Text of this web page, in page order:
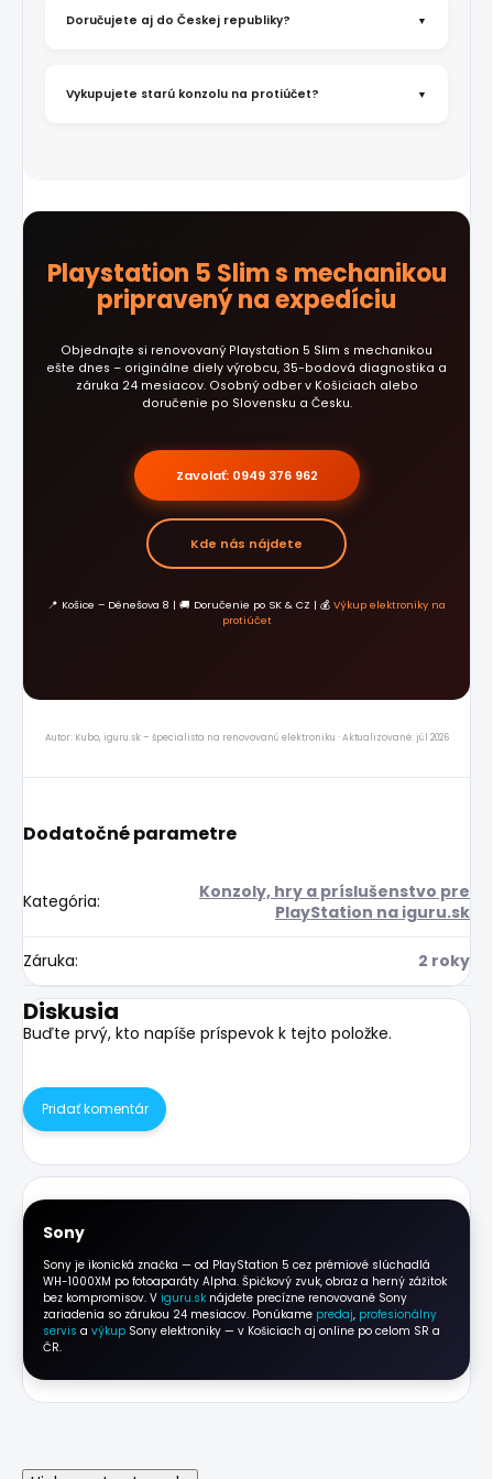
Doručujete aj do Českej republiky?
Vykupujete starú konzolu na protiúčet?
Playstation 5 Slim s mechanikou
pripravený na expedíciu
Objednajte si renovovaný Playstation 5 Slim s mechanikou
ešte dnes – originálne diely výrobcu, 35-bodová diagnostika a
záruka 24 mesiacov. Osobný odber v Košiciach alebo
doručenie po Slovensku a Česku.
Zavolať: 0949 376 962
Kde nás nájdete
📍 Košice – Dénešova 8 | 🚚 Doručenie po SK & CZ | 💰 Výkup elektroniky na
protiúčet
Autor: Kubo, iguru.sk – špecialista na renovovanú elektroniku · Aktualizované: júl 2026
Dodatočné parametre
Kategória:
Konzoly, hry a príslušenstvo pre
PlayStation na iguru.sk
Záruka: 2 roky
Diskusia
Buďte prvý, kto napíše príspevok k tejto položke.
Pridať komentár
Sony
Sony je ikonická značka — od PlayStation 5 cez prémiové slúchadlá
WH-1000XM po fotoaparáty Alpha. Špičkový zvuk, obraz a herný zážitok
bez kompromisov. V iguru.sknájdete precízne renovované Sony
zariadenia so zárukou 24 mesiacov. Ponúkame predaj, profesionálny
servis a výkupSony elektroniky — v Košiciach aj online po celom SR a
ČR.